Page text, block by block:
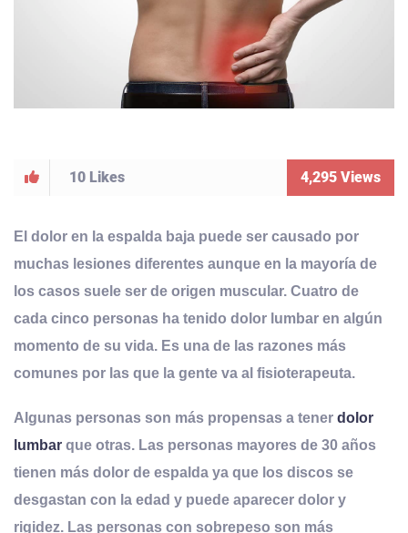
10 Likes 4,295 Views
El dolor en la espalda baja puede ser causado por
muchas lesiones diferentes aunque en la mayoría de
los casos suele ser de origen muscular. Cuatro de
cada cinco personas ha tenido dolor lumbar en algún
momento de su vida. Es una de las razones más
comunes por las que la gente va al fisioterapeuta.
Algunas personas son más propensas a tener dolor
lumbar que otras. Las personas mayores de 30 años
tienen más dolor de espalda ya que los discos se
desgastan con la edad y puede aparecer dolor y
rigidez. Las personas con sobrepeso son más